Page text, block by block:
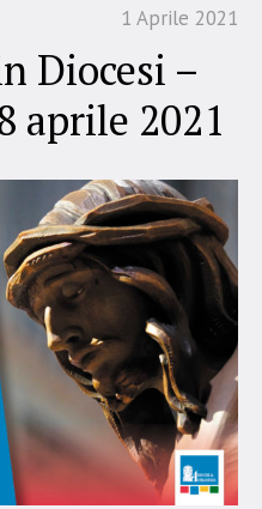
1 Aprile 2021
Diocesi –
aprile 2021